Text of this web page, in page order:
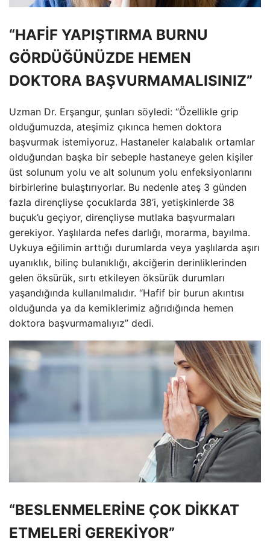
“HAFİF YAPIŞTIRMA BURNU
GÖRDÜĞÜNÜZDE HEMEN
DOKTORA BAŞVURMAMALISINIZ”
Uzman Dr. Erşangur, şunları söyledi: “Özellikle grip
olduğumuzda, ateşimiz çıkınca hemen doktora
başvurmak istemiyoruz. Hastaneler kalabalık ortamlar
olduğundan başka bir sebeple hastaneye gelen kişiler
üst solunum yolu ve alt solunum yolu enfeksiyonlarını
birbirlerine bulaştırıyorlar. Bu nedenle ateş 3 günden
fazla dirençliyse çocuklarda 38’i, yetişkinlerde 38
buçuk’u geçiyor, dirençliyse mutlaka başvurmaları
gerekiyor. Yaşlılarda nefes darlığı, morarma, bayılma.
Uykuya eğilimin arttığı durumlarda veya yaşlılarda aşırı
uyanıklık, bilinç bulanıklığı, akciğerin derinliklerinden
gelen öksürük, sırtı etkileyen öksürük durumları
yaşandığında kullanılmalıdır. “Hafif bir burun akıntısı
olduğunda ya da kemiklerimiz ağrıdığında hemen
doktora başvurmamalıyız” dedi.
“BESLENMELERİNE ÇOK DİKKAT
ETMELERİ GEREKİYOR”